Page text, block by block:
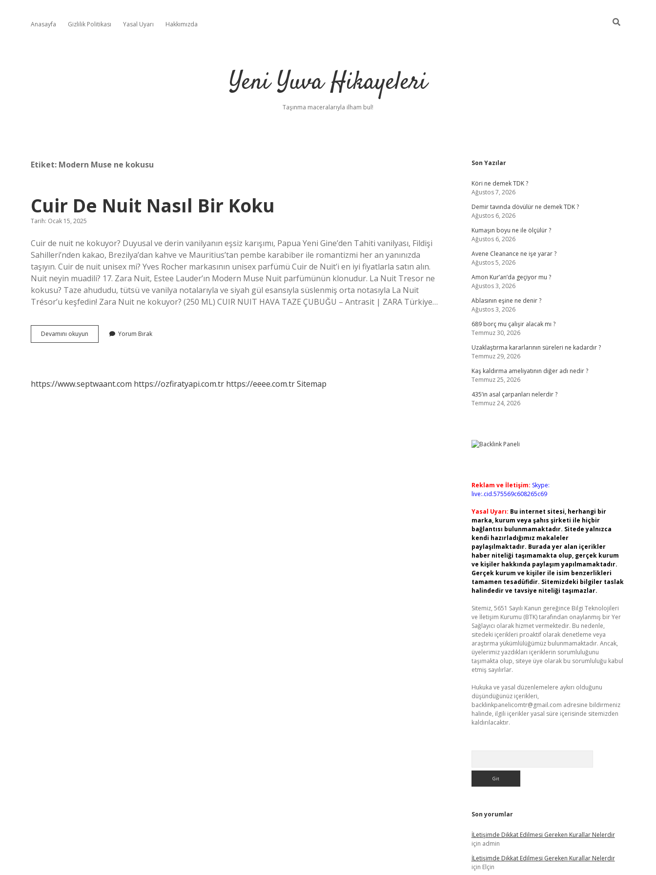
Anasayfa Gizlilik Politikası Yasal Uyarı Hakkımızda
Yeni Yuva Hikayeleri
Taşınma maceralarıyla ilham bul!
Etiket: Modern Muse ne kokusu
Cuir De Nuit Nasıl Bir Koku
Tarih: Ocak 15, 2025
Cuir de nuit ne kokuyor? Duyusal ve derin vanilyanın eşsiz karışımı, Papua Yeni Gine’den Tahiti vanilyası, Fildişi
Sahilleri’nden kakao, Brezilya’dan kahve ve Mauritius’tan pembe karabiber ile romantizmi her an yanınızda
taşıyın. Cuir de nuit unisex mi? Yves Rocher markasının unisex parfümü Cuir de Nuit’i en iyi fiyatlarla satın alın.
Nuit neyin muadili? 17. Zara Nuit, Estee Lauder’ın Modern Muse Nuit parfümünün klonudur. La Nuit Tresor ne
kokusu? Taze ahududu, tütsü ve vanilya notalarıyla ve siyah gül esansıyla süslenmiş orta notasıyla La Nuit
Trésor’u keşfedin! Zara Nuit ne kokuyor? (250 ML) CUIR NUIT HAVA TAZE ÇUBUĞU – Antrasit | ZARA Türkiye…
Devamını okuyun
De
Yorum Bırak
https://www.septwaant.com https://ozfiratyapi.com.tr https://eeee.com.trSitemap
Sidebar
Son Yazılar
Köri ne demek TDK ?
Ağustos 7, 2026
Demir tavında dövülür ne demek TDK ?
Ağustos 6, 2026
Kumaşın boyu ne ile ölçülür ?
Ağustos 6, 2026
Avene Cleanance ne işe yarar ?
Ağustos 5, 2026
Amon Kur’an’da geçiyor mu ?
Ağustos 3, 2026
Ablasının eşine ne denir ?
Ağustos 3, 2026
689 borç mu çalişir alacak mı ?
Temmuz 30, 2026
Uzaklaştırma kararlarının süreleri ne kadardır ?
Temmuz 29, 2026
Kaş kaldırma ameliyatının diğer adı nedir ?
Temmuz 25, 2026
435’in asal çarpanları nelerdir ?
Temmuz 24, 2026
Reklam ve İletişim: Skype:
live:.cid.575569c608265c69
Yasal Uyarı: Bu internet sitesi, herhangi bir
marka, kurum veya şahıs şirketi ile hiçbir
bağlantısı bulunmamaktadır. Sitede yalnızca
kendi hazırladığımız makaleler
paylaşılmaktadır. Burada yer alan içerikler
haber niteliği taşımamakta olup, gerçek kurum
ve kişiler hakkında paylaşım yapılmamaktadır.
Gerçek kurum ve kişiler ile isim benzerlikleri
tamamen tesadüfidir. Sitemizdeki bilgiler taslak
halindedir ve tavsiye niteliği taşımazlar.
Sitemiz, 5651 Sayılı Kanun gereğince Bilgi Teknolojileri
ve İletişim Kurumu (BTK) tarafından onaylanmış bir Yer
Sağlayıcı olarak hizmet vermektedir. Bu nedenle,
sitedeki içerikleri proaktif olarak denetleme veya
araştırma yükümlülüğümüz bulunmamaktadır. Ancak,
üyelerimiz yazdıkları içeriklerin sorumluluğunu
taşımakta olup, siteye üye olarak bu sorumluluğu kabul
etmiş sayılırlar.
Hukuka ve yasal düzenlemelere aykırı olduğunu
düşündüğünüz içerikleri,
backlinkpanelicomtr@gmail.com adresine bildirmeniz
halinde, ilgili içerikler yasal süre içerisinde sitemizden
kaldırılacaktır.
Son yorumlar
İLetişimde Dikkat Edilmesi Gereken Kurallar Nelerdir
için admin
İLetişimde Dikkat Edilmesi Gereken Kurallar Nelerdir
için Elçin
hiltonbetBetexper giriş adresi